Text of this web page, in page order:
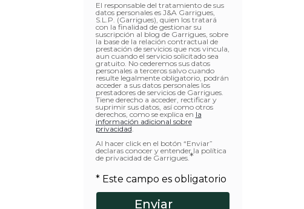
El responsable del tratamiento de sus
datos personales es J&A Garrigues,
S.L.P. (Garrigues), quien los tratará
con la finalidad de gestionar su
suscripción al blog de Garrigues, sobre
la base de la relación contractual de
prestación de servicios que nos vincula,
aun cuando el servicio solicitado sea
gratuito. No cederemos sus datos
personales a terceros salvo cuando
resulte legalmente obligatorio, podrán
acceder a sus datos personales los
prestadores de servicios de Garrigues.
Tiene derecho a acceder, rectificar y
suprimir sus datos, así como otros
derechos, como se explica en la
información adicional sobre
privacidad.
Al hacer click en el botón “Enviar”
declaras conocer y entender la política
de privacidad de Garrigues.*
* Este campo es obligatorio